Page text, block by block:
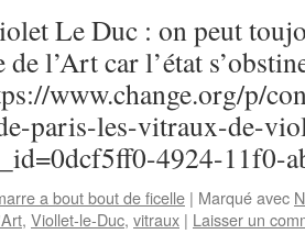
Le Duc : on peut
l’Art car l’état
www.change.org/p/
paris-les-vitraux-de-
4924-11f0-
a bout bout de ficelle | Marqué avec
, Viollet-le-Duc, vitraux | Laisser un